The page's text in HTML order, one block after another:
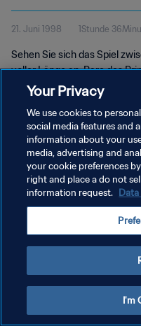
Frankreich
Länge
21. Juni 1998 1Stunde
Sehen Sie sich das Spiel
voller Länge an. Parc des
DATENSCHUTZ
NUTZUNGSBEDINGUNGEN
COOKIE-EINSTELLUNGEN
Your Privacy
We use cookies to
social media features and
information about your
media, advertising and
your cookie preferences
right and place a do not
information request.
I'm